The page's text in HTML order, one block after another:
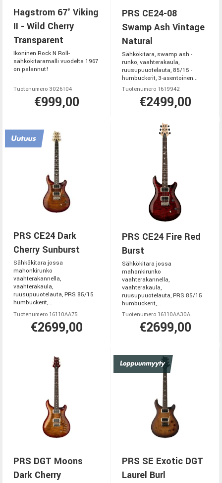
Hagstrom 67' Viking
II - Wild Cherry
Transparent
Ikoninen Rock N Roll-
sähkökitaramalli vuodelta 1967
on palannut!
Tuotenumero 3026104
€999,00
PRS CE24-08
Swamp Ash Vintage
Natural
Sähkökitara, swamp ash -
runko, vaahterakaula,
ruusupuuotelauta, 85/15 -
humbuckerit, 3-asentoinen...
Tuotenumero 1619942
€2499,00
PRS CE24 Dark
Cherry Sunburst
Sähkökitara jossa
mahonkirunko
vaahterakannella,
vaahterakaula,
ruusupuuotelauta, PRS 85/15
humbuckerit,...
Tuotenumero 16110AA75
€2699,00
PRS CE24 Fire Red
Burst
Sähkökitara jossa
mahonkirunko
vaahterakannella,
vaahterakaula,
ruusupuuotelauta, PRS 85/15
humbuckerit,...
Tuotenumero 16110AA30A
€2699,00
PRS DGT Moons
Dark Cherry
PRS SE Exotic DGT
Laurel Burl